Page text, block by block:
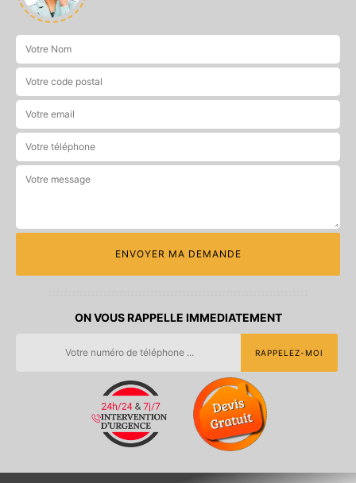
ON VOUS RAPPELLE IMMEDIATEMENT